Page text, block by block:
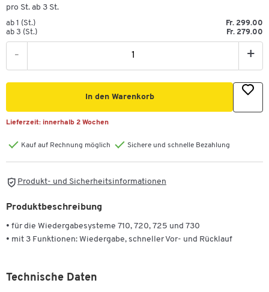
pro St. ab 3 St.
ab 1 (St.)
Fr. 299.00
ab 3 (St.)
Fr. 279.00
- +
In den Warenkorb
Lieferzeit: innerhalb 2 Wochen
Kauf auf Rechnung möglich Sichere und schnelle Bezahlung
Produkt- und Sicherheitsinformationen
Produktbeschreibung
• für die Wiedergabesysteme 710, 720, 725 und 730
• mit 3 Funktionen: Wiedergabe, schneller Vor- und Rücklauf
Technische Daten